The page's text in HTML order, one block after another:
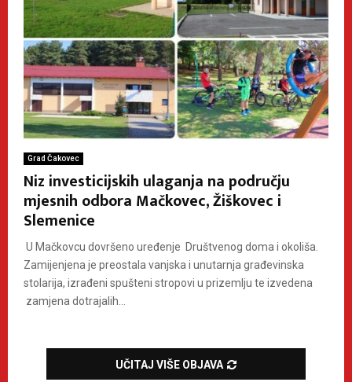
Grad Čakovec
Niz investicijskih ulaganja na području
mjesnih odbora Mačkovec, Žiškovec i
Slemenice
U Mačkovcu dovršeno uređenje Društvenog doma i okoliša.
Zamijenjena je preostala vanjska i unutarnja građevinska
stolarija, izrađeni spušteni stropovi u prizemlju te izvedena
zamjena dotrajalih...
UČITAJ VIŠE OBJAVA